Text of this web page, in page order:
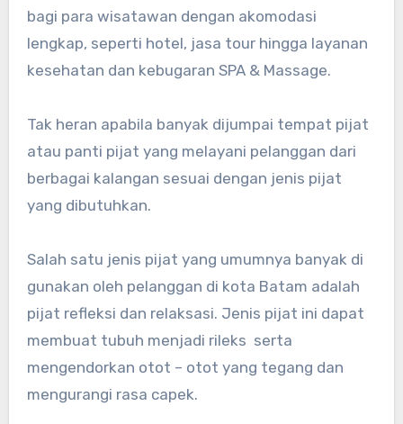
bagi para wisatawan dengan akomodasi
lengkap, seperti hotel, jasa tour hingga layanan
kesehatan dan kebugaran SPA & Massage.
Tak heran apabila banyak dijumpai tempat pijat
atau panti pijat yang melayani pelanggan dari
berbagai kalangan sesuai dengan jenis pijat
yang dibutuhkan.
Salah satu jenis pijat yang umumnya banyak di
gunakan oleh pelanggan di kota Batam adalah
pijat refleksi dan relaksasi. Jenis pijat ini dapat
membuat tubuh menjadi rileks serta
mengendorkan otot – otot yang tegang dan
mengurangi rasa capek.